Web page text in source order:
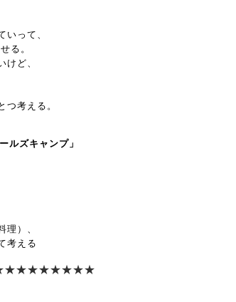
いって、
る。
けど、
つ考える。
ルズキャンプ」
理）、
考える
★★★★★★